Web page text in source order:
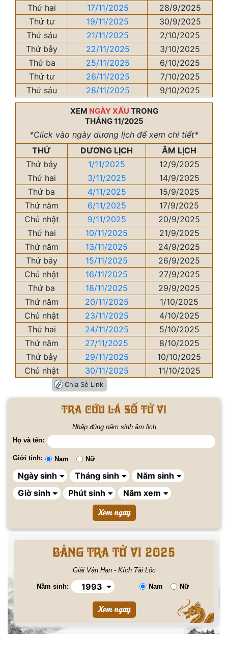
Thứ hai
17/11/2025
28/9/2025
Thứ tư
19/11/2025
30/9/2025
Thứ sáu
21/11/2025
2/10/2025
Thứ bảy
22/11/2025
3/10/2025
Thứ ba
25/11/2025
6/10/2025
Thứ tư
26/11/2025
7/10/2025
Thứ sáu
28/11/2025 9/10/2025
XEM NGÀY XẤU TRONG
THÁNG 11/2025
*Click vào ngày dương lịch để xem chi tiết*
THỨ
DƯƠNG LỊCH
ÂM LỊCH
Thứ bảy
1/11/2025
12/9/2025
Thứ hai
3/11/2025
14/9/2025
Thứ ba
4/11/2025
15/9/2025
Thứ năm
6/11/2025
17/9/2025
Chủ nhật
9/11/2025
20/9/2025
Thứ hai
10/11/2025
21/9/2025
Thứ năm
13/11/2025
24/9/2025
Thứ bảy
15/11/2025
26/9/2025
Chủ nhật
16/11/2025
27/9/2025
Thứ ba
18/11/2025
29/9/2025
Thứ năm
20/11/2025
1/10/2025
Chủ nhật
23/11/2025
4/10/2025
Thứ hai
24/11/2025
5/10/2025
Thứ năm
27/11/2025
8/10/2025
Thứ bảy
29/11/2025
10/10/2025
Chủ nhật
30/11/2025 11/10/2025
Chia Sẻ Link
Tra cứu lá số tử vi
Nhập đúng năm sinh âm lịch
Họ và tên:
Giới tính: Nam Nữ
BẢNG TRA TỬ VI 2025
Giải Vận Hạn - Kích Tài Lộc
Năm sinh: Nam Nữ